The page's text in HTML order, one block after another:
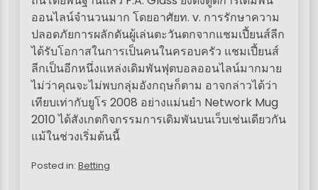
ออนไลน์จำนวนมาก โดยอาศัยท. v. การรักษาความ
ปลอดภัยการผลักดันผู้เล่นตะวันตกจากแชมเปี้ยนส์ลีก
ได้รับโอกาสในการเป็นคนในครอบครัว แชมเปี้ยนส์
ลีกเป็นอีกหนึ่งแหล่งเดิมพันฟุตบอลออนไลน์มากมาย
ไม่ว่าคุณจะไม่พบกลุ่มอังกฤษก็ตาม อาจกล่าวได้ว่า
เทียบเท่ากับยูโร 2008 อย่างแม่นยำ Network Mug
2010 ได้สังเกตกิจกรรมการเดิมพันบนเว็บเช่นเดียวกัน
แม้ในช่วงเริ่มต้นนี้
Posted in: Betting